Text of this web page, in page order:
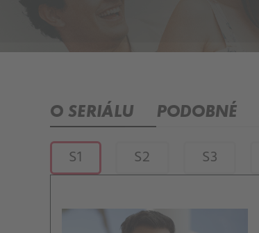
O SERIÁLU PODOBNÉ
S1 S2 S3